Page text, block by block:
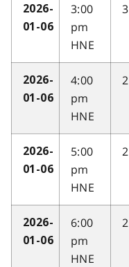
2026-
01-06
3:00
pm
HNE
3
2026-
01-06
4:00
pm
HNE
2
2026-
01-06
5:00
pm
HNE
2
2026-
01-06
6:00
pm
HNE
2